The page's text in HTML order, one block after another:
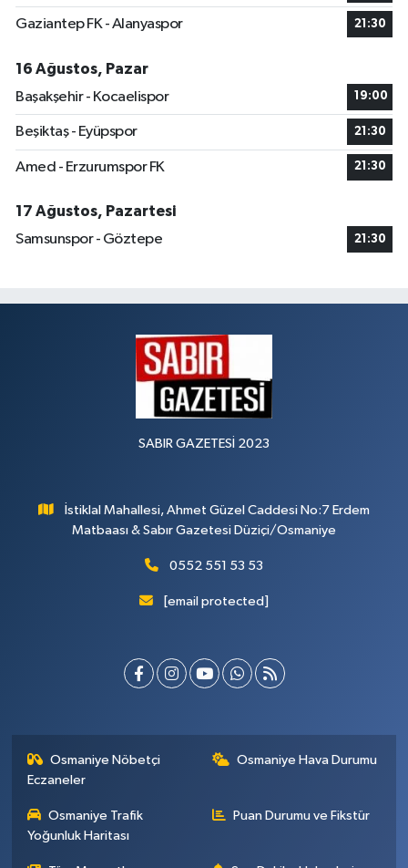
Gaziantep FK - Alanyaspor 21:30
16 Ağustos, Pazar
Başakşehir - Kocaelispor
19:00
Beşiktaş - Eyüpspor 21:30
Amed - Erzurumspor FK 21:30
17 Ağustos, Pazartesi
Samsunspor - Göztepe
21:30
SABIR GAZETESİ 2023
İstiklal Mahallesi, Ahmet Güzel Caddesi No:7 Erdem
Matbaası & Sabır Gazetesi Düziçi/Osmaniye
0552 551 53 53
[email protected]
Osmaniye Nöbetçi
Eczaneler
Osmaniye Hava Durumu
Osmaniye Trafik
Yoğunluk Haritası
Puan Durumu ve Fikstür